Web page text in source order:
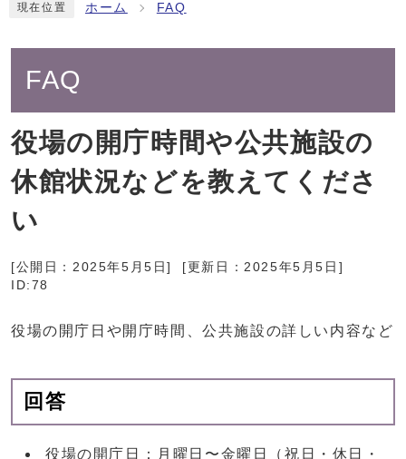
現在位置 ホーム FAQ
FAQ
役場の開庁時間や公共施設の
休館状況などを教えてくださ
い
[公開日： 2025年5月5日] [更新日：2025年5月5日 ]
ID:78
役場の開庁日や開庁時間、公共施設の詳しい内容など
回答
役場の開庁日：月曜日〜金曜日（祝日・休日・